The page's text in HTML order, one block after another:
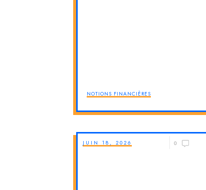
NOTIONS FINANCIÈRES
JUIN 18, 2026 0